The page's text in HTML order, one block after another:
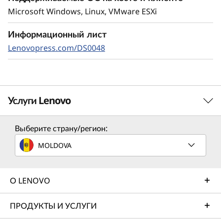
Microsoft Windows, Linux, VMware ESXi
Информационный лист
Lenovopress.com/DS0048
Услуги Lenovo
Услуги по решению
Разработайте лучшую стратегию для своего
правильное решение для ваших уникальных бизнес-
потребностей.
Подробнее
Выберите страну/регион:
MOLDOVA
О LENOVO
ПРОДУКТЫ И УСЛУГИ